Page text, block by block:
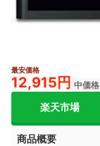
最安価格
12,915円 中価格
楽天市場
商品概要